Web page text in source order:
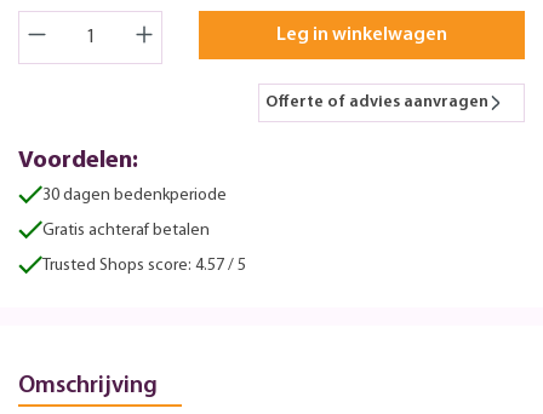
Leg in winkelwagen
Offerte of advies aanvragen
Voordelen:
30 dagen bedenkperiode
Gratis achteraf betalen
Trusted Shops score: 4.57 / 5
Omschrijving